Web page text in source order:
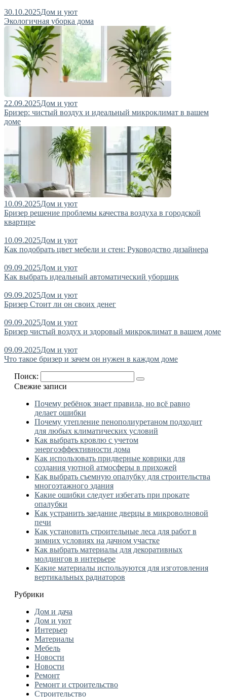
30.10.2025Дом и уют
Экологичная уборка дома
22.09.2025Дом и уют
Бризер: чистый воздух и идеальный микроклимат в вашем
доме
10.09.2025Дом и уют
Бризер решение проблемы качества воздуха в городской
квартире
10.09.2025Дом и уют
Как подобрать цвет мебели и стен: Руководство дизайнера
09.09.2025Дом и уют
Как выбрать идеальный автоматический уборщик
09.09.2025Дом и уют
Бризер Стоит ли он своих денег
09.09.2025Дом и уют
Бризер чистый воздух и здоровый микроклимат в вашем доме
09.09.2025Дом и уют
Что такое бризер и зачем он нужен в каждом доме
Поиск:
Свежие записи
Почему ребёнок знает правила, но всё равно
делает ошибки
Почему утепление пенополиуретаном подходит
для любых климатических условий
Как выбрать кровлю с учетом
энергоэффективности дома
Как использовать придверные коврики для
создания уютной атмосферы в прихожей
Как выбрать съемную опалубку для строительства
многоэтажного здания
Какие ошибки следует избегать при прокате
опалубки
Как устранить заедание дверцы в микроволновой
печи
Как установить строительные леса для работ в
зимних условиях на дачном участке
Как выбрать материалы для декоративных
молдингов в интерьере
Какие материалы используются для изготовления
вертикальных радиаторов
Рубрики
Дом и дача
Дом и уют
Интерьер
Материалы
Мебель
Новости
Новости
Ремонт
Ремонт и строительство
Строительство